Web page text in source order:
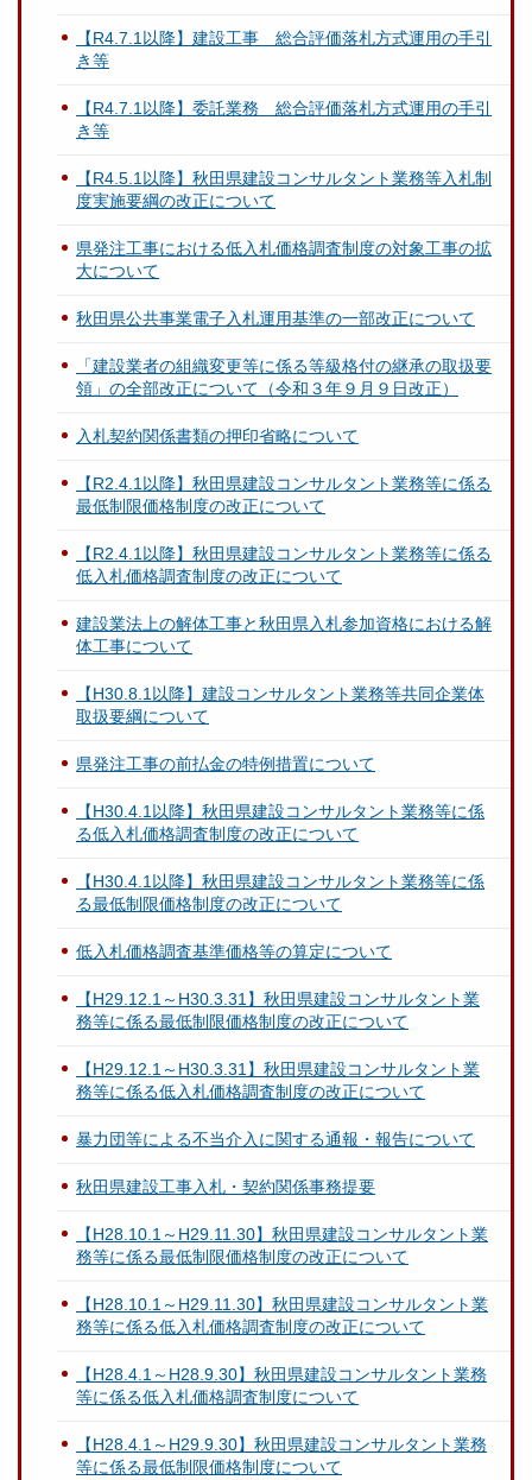
【R4.7.1以降】建設工事 総合評価落札方式運用の手引
き等
【R4.7.1以降】委託業務 総合評価落札方式運用の手引
き等
【R4.5.1以降】秋田県建設コンサルタント業務等入札制
度実施要綱の改正について
県発注工事における低入札価格調査制度の対象工事の拡
大について
秋田県公共事業電子入札運用基準の一部改正について
「建設業者の組織変更等に係る等級格付の継承の取扱要
領」の全部改正について（令和３年９月９日改正）
入札契約関係書類の押印省略について
【R2.4.1以降】秋田県建設コンサルタント業務等に係る
最低制限価格制度の改正について
【R2.4.1以降】秋田県建設コンサルタント業務等に係る
低入札価格調査制度の改正について
建設業法上の解体工事と秋田県入札参加資格における解
体工事について
【H30.8.1以降】建設コンサルタント業務等共同企業体
取扱要綱について
県発注工事の前払金の特例措置について
【H30.4.1以降】秋田県建設コンサルタント業務等に係
る低入札価格調査制度の改正について
【H30.4.1以降】秋田県建設コンサルタント業務等に係
る最低制限価格制度の改正について
低入札価格調査基準価格等の算定について
【H29.12.1～H30.3.31】秋田県建設コンサルタント業
務等に係る最低制限価格制度の改正について
【H29.12.1～H30.3.31】秋田県建設コンサルタント業
務等に係る低入札価格調査制度の改正について
暴力団等による不当介入に関する通報・報告について
秋田県建設工事入札・契約関係事務提要
【H28.10.1～H29.11.30】秋田県建設コンサルタント業
務等に係る最低制限価格制度の改正について
【H28.10.1～H29.11.30】秋田県建設コンサルタント業
務等に係る低入札価格調査制度の改正について
【H28.4.1～H28.9.30】秋田県建設コンサルタント業務
等に係る低入札価格調査制度について
【H28.4.1～H29.9.30】秋田県建設コンサルタント業務
等に係る最低制限価格制度について